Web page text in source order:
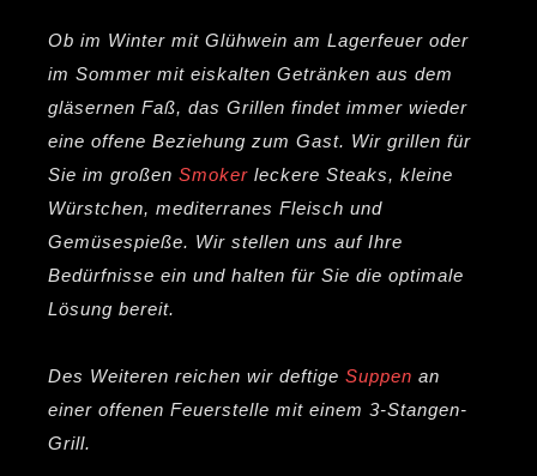
Ob im Winter mit Glühwein am Lagerfeuer oder
im Sommer mit eiskalten Getränken aus dem
gläsernen Faß, das Grillen findet immer wieder
eine offene Beziehung zum Gast. Wir grillen für
Sie im großenSmoker leckere Steaks, kleine
Würstchen, mediterranes Fleisch und
Gemüsespieße. Wir stellen uns auf Ihre
Bedürfnisse ein und halten für Sie die optimale
Lösung bereit.
Des Weiteren reichen wir deftigeSuppen an
einer offenen Feuerstelle mit einem 3-Stangen-
Grill.